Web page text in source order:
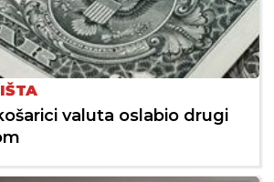
valuta oslabio drugi